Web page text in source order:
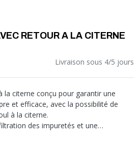
RETOUR A LA CITERNE
Livraison sous 4/5 jours
la citerne conçu pour garantir une
et efficace, avec la possibilité de
à la citerne.
des impuretés et une